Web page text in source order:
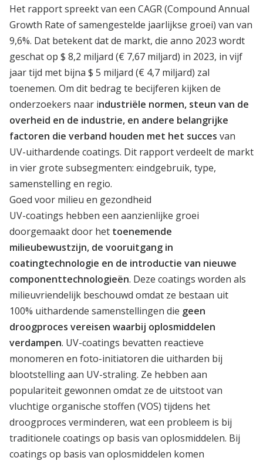
Het rapport spreekt van een CAGR (Compound Annual
Growth Rate of samengestelde jaarlijkse groei) van van
9,6%. Dat betekent dat de markt, die anno 2023 wordt
geschat op $ 8,2 miljard (€ 7,67 miljard) in 2023, in vijf
jaar tijd met bijna $ 5 miljard (€ 4,7 miljard) zal
toenemen. Om dit bedrag te becijferen kijken de
onderzoekers naar industriële normen, steun van de
overheid en de industrie, en andere belangrijke
factoren die verband houden met het succes van
UV-uithardende coatings. Dit rapport verdeelt de markt
in vier grote subsegmenten: eindgebruik, type,
samenstelling en regio.
Goed voor milieu en gezondheid
UV-coatings hebben een aanzienlijke groei
doorgemaakt door het toenemende
milieubewustzijn, de vooruitgang in
coatingtechnologie en de introductie van nieuwe
componenttechnologieën. Deze coatings worden als
milieuvriendelijk beschouwd omdat ze bestaan uit
100% uithardende samenstellingen die geen
droogproces vereisen waarbij oplosmiddelen
verdampen. UV-coatings bevatten reactieve
monomeren en foto-initiatoren die uitharden bij
blootstelling aan UV-straling. Ze hebben aan
populariteit gewonnen omdat ze de uitstoot van
vluchtige organische stoffen (VOS) tijdens het
droogproces verminderen, wat een probleem is bij
traditionele coatings op basis van oplosmiddelen. Bij
coatings op basis van oplosmiddelen komen